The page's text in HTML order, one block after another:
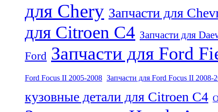
для Chery Запчасти для
для Citroen C4 Запчасти для
Ford Запчасти для Ford
Ford Focus II 2005-2008 Запчасти для Ford Focus II 2008-
кузовные детали для Citroen C4